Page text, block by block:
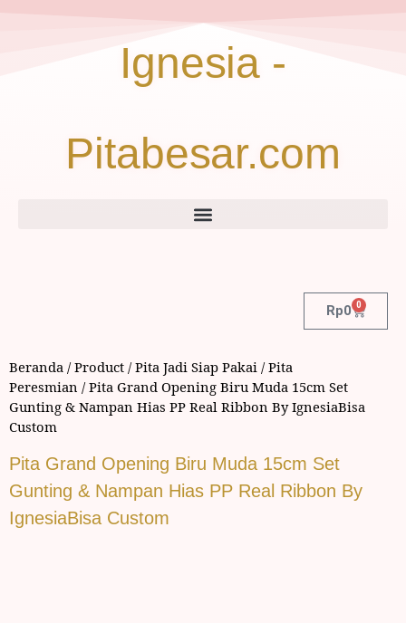
Ignesia -
Pitabesar.com
Rp0 0
Beranda /Product /Pita Jadi Siap Pakai /Pita
Peresmian / Pita Grand Opening Biru Muda 15cm Set
Gunting & Nampan Hias PP Real Ribbon By IgnesiaBisa
Custom
Pita Grand Opening Biru Muda 15cm Set
Gunting & Nampan Hias PP Real Ribbon By
IgnesiaBisa Custom